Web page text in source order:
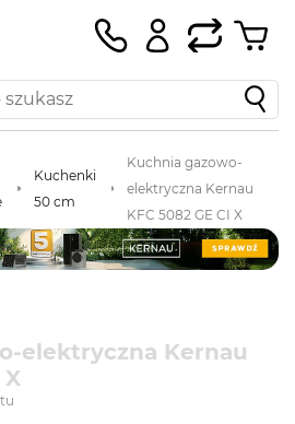
Kuchenki
50 cm
Kuchnia gazowo-
elektryczna Kernau
KFC 5082 GE CI X
elektryczna Kernau
X